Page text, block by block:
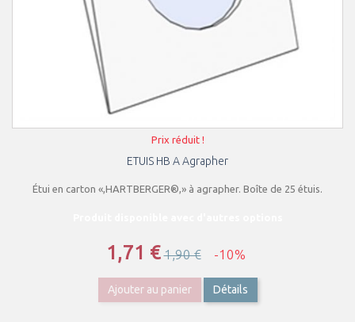
Prix réduit !
ETUIS HB A Agrapher
Étui en carton «,HARTBERGER®,» à agrapher. Boîte de 25 étuis.
1,71 €1,90 € -10%
Ajouter au panier Détails